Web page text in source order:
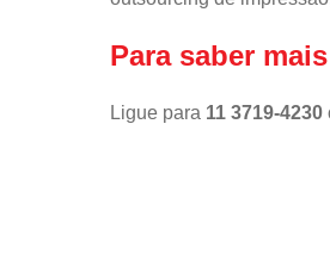
Para saber
Ligue para 11 3719-4230